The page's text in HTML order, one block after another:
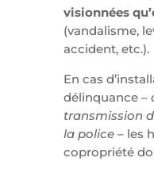
visionnées
(vandalisme,
accident, etc.).
En cas
délinquance –
transmission
la police– les
copropriété